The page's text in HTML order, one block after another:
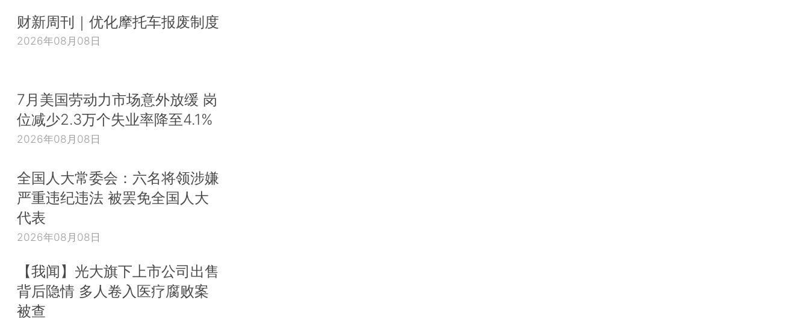
财新周刊｜优化摩托车报废制度
2026年08月08日
7月美国劳动力市场意外放缓 岗
位减少2.3万个失业率降至4.1%
2026年08月08日
全国人大常委会：六名将领涉嫌
严重违纪违法 被罢免全国人大
代表
2026年08月08日
【我闻】光大旗下上市公司出售
背后隐情 多人卷入医疗腐败案
被查